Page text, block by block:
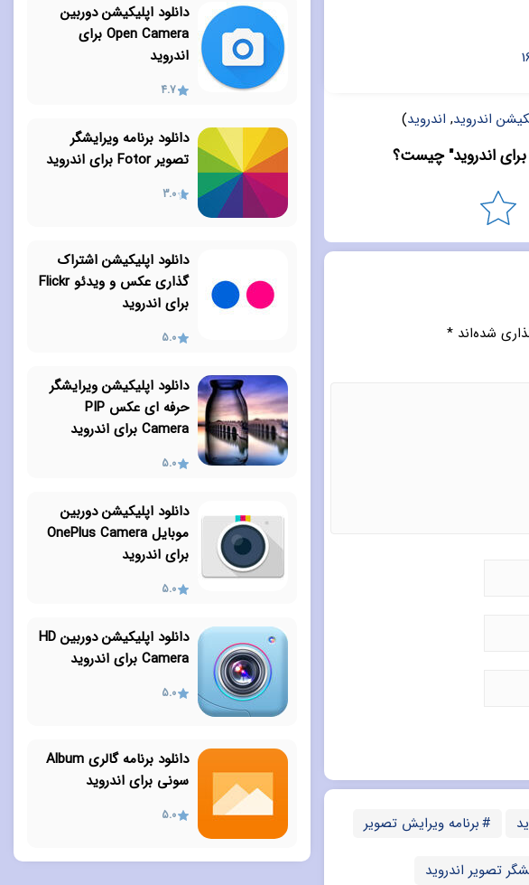
اندروید, اندروید)
شده‌اند*
برنامه ویرایش تصویر
تصویر اندروید
دانلود اپلیکیشن دوربین
Open Camera برای
اندروید
4.7
دانلود برنامه ویرایشگر
تصویر Fotor برای اندروید
3.0
دانلود اپلیکیشن اشتراک
گذاری عکس و ویدئو Flickr
برای اندروید
5.0
دانلود اپلیکیشن ویرایشگر
حرفه ای عکس PIP
Camera برای اندروید
5.0
دانلود اپلیکیشن دوربین
موبایل OnePlus Camera
برای اندروید
5.0
دانلود اپلیکیشن دوربین HD
Camera برای اندروید
5.0
دانلود برنامه گالری Album
سونی برای اندروید
5.0